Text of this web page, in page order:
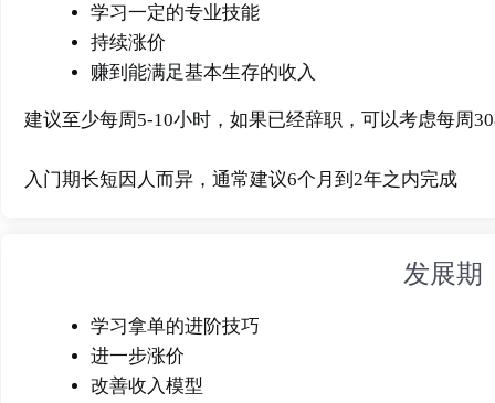
学习一定的专业技能
持续涨价
赚到能满足基本生存的收入
建议至少每周5-10小时，如果已经辞职，可以考虑每周
入门期长短因人而异，通常建议6个月到2年之内完成
发展期
学习拿单的进阶技巧
进一步涨价
改善收入模型